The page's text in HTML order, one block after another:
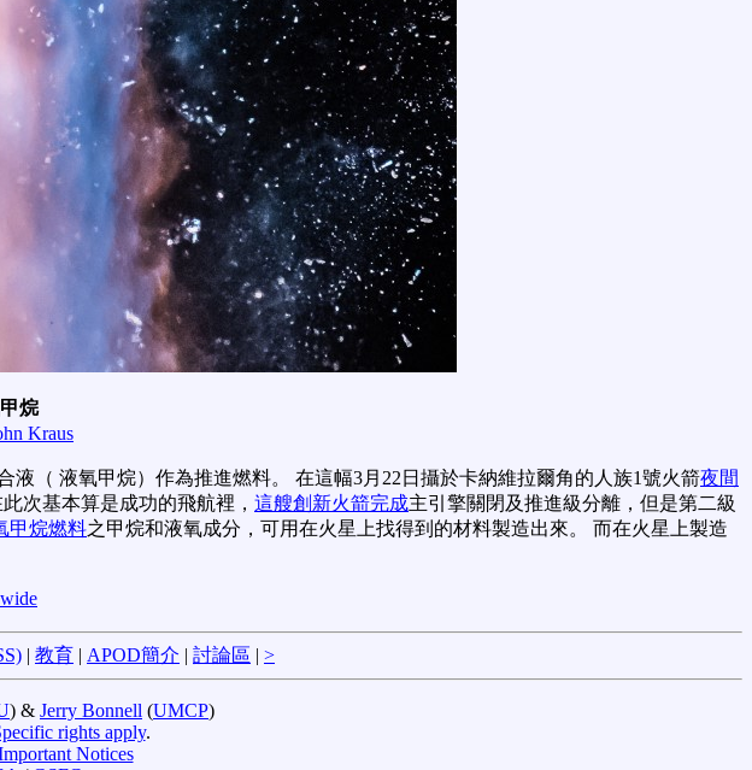
烷
Kraus
（ 液氧甲烷）作為推進燃料。 在這幅3月22日攝於卡納維拉爾角的人族1號火箭夜間
次基本算是成功的飛航裡， 這艘創新火箭完成主引擎關閉及推進級分離，但是第二級
甲烷燃料之甲烷和液氧成分，可用在火星上找得到的材料製造出來。 而在火星上製造
| 教育 | APOD簡介 | 討論區 | >
) & Jerry Bonnell (UMCP)
rights apply.
Notices